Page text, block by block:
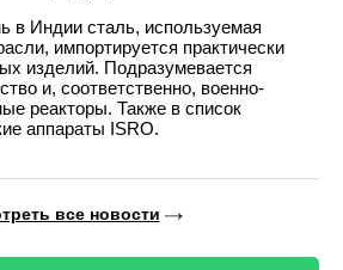
в Индии сталь, используемая
импортируется практически
изделий. Подразумевается
и, соответственно, военно-
реакторы. Также в список
аппараты ISRO.
все новости